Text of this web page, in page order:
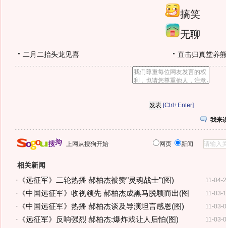
搞笑
无聊
二月二抬头龙见喜 直击归真堂养
[Ctrl+Enter]
我来
上网从搜狗开始 网页 新闻
相关新闻
11-04-
· 《远征军》二轮热播 郝柏杰被赞"灵魂战士"(图)
11-03-
· 《中国远征军》收视领先 郝柏杰成黑马脱颖而出(图
11-03-
· 《中国远征军》热播 郝柏杰谈及导演坦言感恩(图)
11-03-
· 《远征军》反响强烈 郝柏杰:爆炸戏让人后怕(图)